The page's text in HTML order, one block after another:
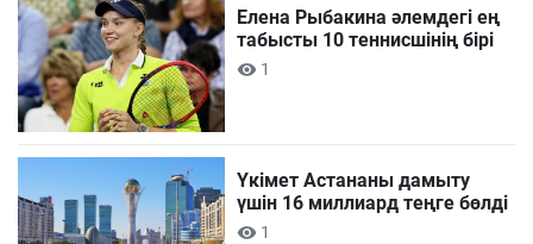
Елена Рыбакина әлемдегі ең
табысты 10 теннисшінің бірі
1
Үкімет Астананы дамыту
үшін 16 миллиард теңге бөлді
1